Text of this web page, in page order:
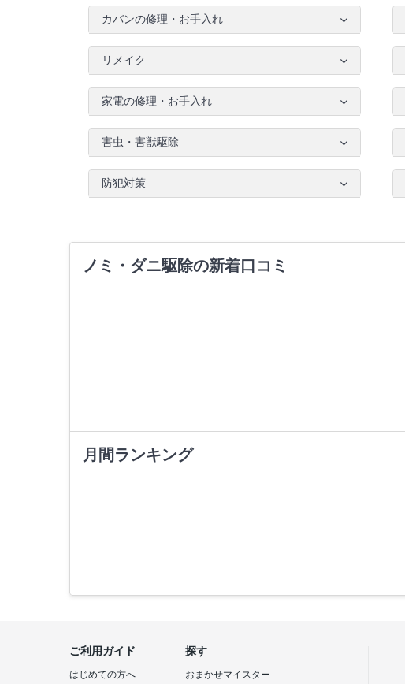
カバンの修理・お手入れ
リメイク
家電の修理・お手入れ
害虫・害獣駆除
防犯対策
ノミ・ダニ駆除の新着口コミ
月間ランキング
探す
おまかせマイスター
ご利用ガイド
はじめての方へ